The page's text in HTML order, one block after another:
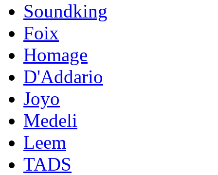
Soundking
Foix
Homage
D'Addario
Joyo
Medeli
Leem
TADS